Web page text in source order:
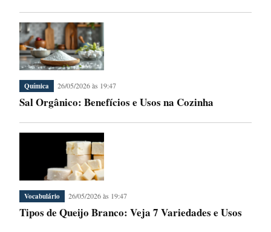
Química 26/05/2026 às 19:47
Sal Orgânico: Benefícios e Usos na Cozinha
Vocabulário 26/05/2026 às 19:47
Tipos de Queijo Branco: Veja 7 Variedades e Usos